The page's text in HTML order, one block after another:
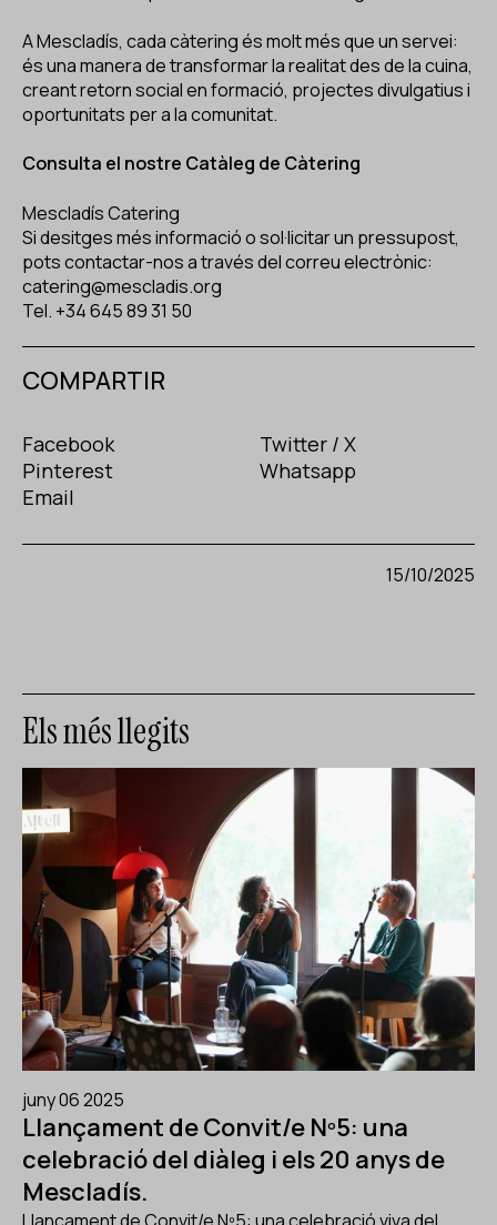
A Mescladís, cada càtering és molt més que un servei:
és una manera de transformar la realitat des de la cuina,
creant retorn social en formació, projectes divulgatius i
oportunitats per a la comunitat.
Consulta el nostre Catàleg de Càtering
Mescladís Catering
Si desitges més informació o sol·licitar un pressupost,
pots contactar-nos a través del correu electrònic:
catering@mescladis.org
Tel. +34 645 89 31 50
COMPARTIR
Facebook
Twitter / X
Pinterest
Whatsapp
Email
15/10/2025
Els més llegits
juny 06 2025
Llançament de Convit/e Nº5: una
celebració del diàleg i els 20 anys de
Mescladís.